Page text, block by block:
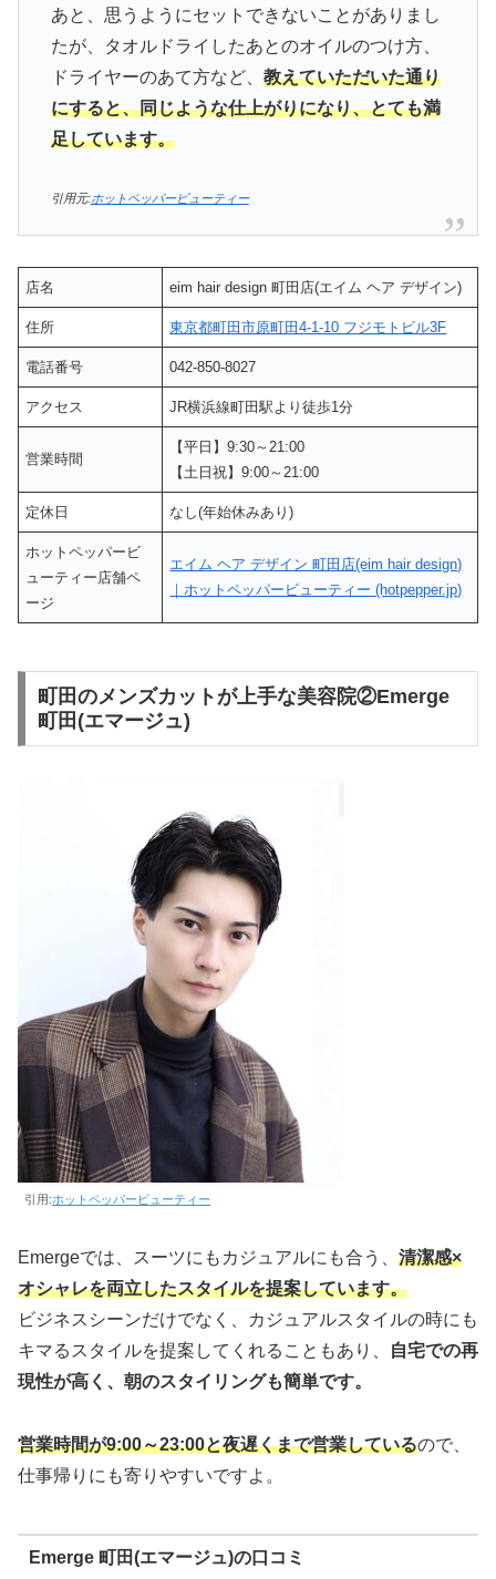
あと、思うようにセットできないことがありまし
たが、タオルドライしたあとのオイルのつけ方、
ドライヤーのあて方など、 教えていただいた通り
にすると、同じような仕上がりになり、とても満
足しています。
引用元:ホットペッパービューティー
店名 eim hair design 町田店(エイム ヘア デザイン)
住所 東京都町田市原町田4-1-10 フジモトビル3F
電話番号 042-850-8027
アクセス JR横浜線町田駅より徒歩1分
営業時間
【平日】9:30～21:00
【土日祝】9:00～21:00
定休日 なし(年始休みあり)
ホットペッパービ
ューティー店舗ペ
ージ
エイム ヘア デザイン 町田店(eim hair design)
｜ホットペッパービューティー (hotpepper.jp)
町田のメンズカットが上手な美容院②Emerge
町田(エマージュ)
引用:ホットペッパービューティー
Emergeでは、スーツにもカジュアルにも合う、 清潔感×
オシャレを両立したスタイルを提案しています。
ビジネスシーンだけでなく、カジュアルスタイルの時にも
キマるスタイルを提案してくれることもあり、
自宅での再
現性が高く、朝のスタイリングも簡単です。
営業時間が9:00～23:00と夜遅くまで営業しているので、
仕事帰りにも寄りやすいですよ。
Emerge 町田(エマージュ)の口コミ